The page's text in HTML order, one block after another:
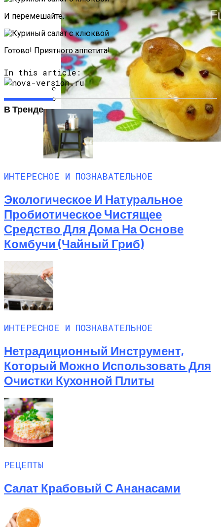
Какие Растения Сажать Для Удачи,
Любви И Богатства
Почему Нельзя Вырывать Седые
Волосы И Как Замаскировать Седину
Без Окрашивания
Пирожки С Мясом «Поросята»
И перемешайте.
Готово! Приятного аппетита!
In this article:
В Тренде
ИНТЕРЕСНОЕ И ПОЗНАВАТЕЛЬНОЕ
Экологическое И Натуральное
Пробиотическое Чистящее
Средство Для Дома На Основе
Комбучи (чайный Гриб)
ИНТЕРЕСНОЕ И ПОЗНАВАТЕЛЬНОЕ
Нетрадиционный Инструмент,
Который Можно Использовать Для
Очистки Кухонной Плиты
РЕЦЕПТЫ
Салат Крабовый С Ананасами